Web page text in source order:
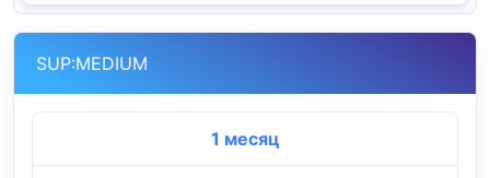
SUP:MEDIUM
1 месяц